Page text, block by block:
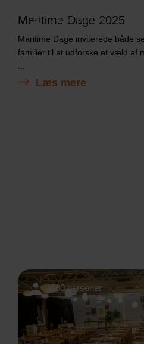
14264 personer
Maritime Dage 2025
Maritime Dage inviterede både
familier til at udforske et væld af
...
Læs mere
180 personer